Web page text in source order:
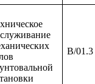
B/01.3